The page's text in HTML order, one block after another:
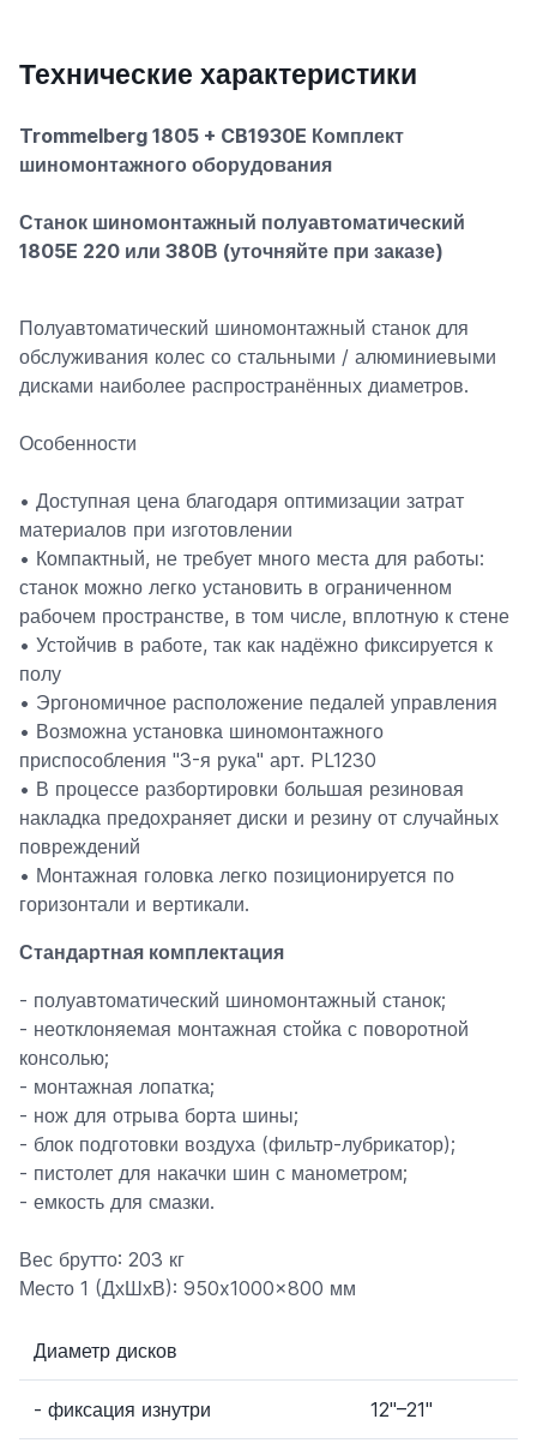
Технические характеристики
Trommelberg 1805 + CB1930E Комплект
шиномонтажного оборудования
Станок шиномонтажный полуавтоматический
1805E 220 или 380В (уточняйте при заказе)
Полуавтоматический шиномонтажный станок для
обслуживания колес со стальными / алюминиевыми
дисками наиболее распространённых диаметров.
Особенности
• Доступная цена благодаря оптимизации затрат
материалов при изготовлении
• Компактный, не требует много места для работы:
станок можно легко установить в ограниченном
рабочем пространстве, в том числе, вплотную к стене
• Устойчив в работе, так как надёжно фиксируется к
полу
• Эргономичное расположение педалей управления
• Возможна установка шиномонтажного
приспособления "3-я рука" арт. PL1230
• В процессе разбортировки большая резиновая
накладка предохраняет диски и резину от случайных
повреждений
• Монтажная головка легко позиционируется по
горизонтали и вертикали.
Стандартная комплектация
- полуавтоматический шиномонтажный станок;
- неотклоняемая монтажная стойка с поворотной
консолью;
- монтажная лопатка;
- нож для отрыва борта шины;
- блок подготовки воздуха (фильтр-лубрикатор);
- пистолет для накачки шин с манометром;
- емкость для смазки.
Вес брутто: 203 кг
Место 1 (ДхШхВ): 950x1000x800 мм
Диаметр дисков
- фиксация изнутри 12"–21"